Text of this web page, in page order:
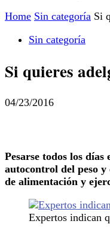
Home Sin categoría Si
Sin categoría
Si quieres
04/23/2016
Pesarse todos los días
autocontrol del peso y
de alimentación y
Expertos indican